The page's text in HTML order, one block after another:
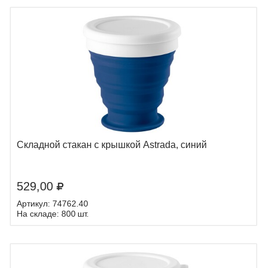
Складной стакан с крышкой Astrada, синий
529,00
Артикул: 74762.40
На складе: 800 шт.